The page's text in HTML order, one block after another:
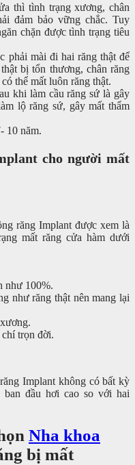
thì tình trạng xương, chân
đảm bảo vững chắc. Tuy
chặn được tình trạng tiêu
phải mài đi hai răng thật để
bị tổn thương, chân răng
thể mất luôn răng thật.
khi làm cầu răng sứ là gây
lộ răng sứ, gây mất thẩm
10 năm.
cho người mất
răng Implant được xem là
mất răng cửa hàm dưới
như 100%.
như răng thật nên mang lại
trọn đời.
Implant không có bất kỳ
đầu hơi cao so với hai
Nha khoa
bị mất